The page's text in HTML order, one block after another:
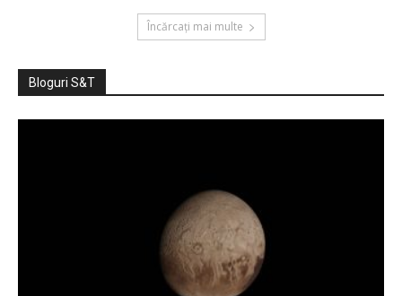
Încărcați mai multe
Bloguri S&T